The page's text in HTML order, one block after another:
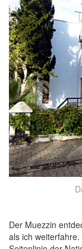
Der Muezzin
als ich